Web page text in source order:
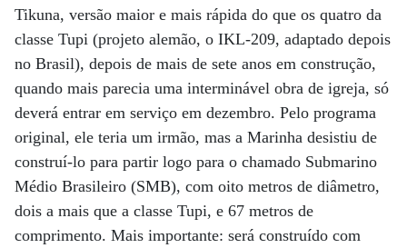
Tikuna, versão maior e mais rápida do que os quatro da
classe Tupi (projeto alemão, o IKL-209, adaptado depois
no Brasil), depois de mais de sete anos em construção,
quando mais parecia uma interminável obra de igreja, só
deverá entrar em serviço em dezembro. Pelo programa
original, ele teria um irmão, mas a Marinha desistiu de
construí-lo para partir logo para o chamado Submarino
Médio Brasileiro (SMB), com oito metros de diâmetro,
dois a mais que a classe Tupi, e 67 metros de
comprimento. Mais importante: será construído com